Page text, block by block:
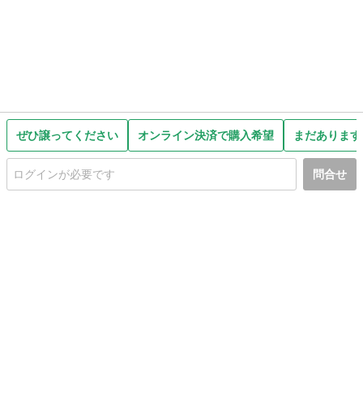
ぜひ譲ってください オンライン決済で購入希望 まだありま
問合せ